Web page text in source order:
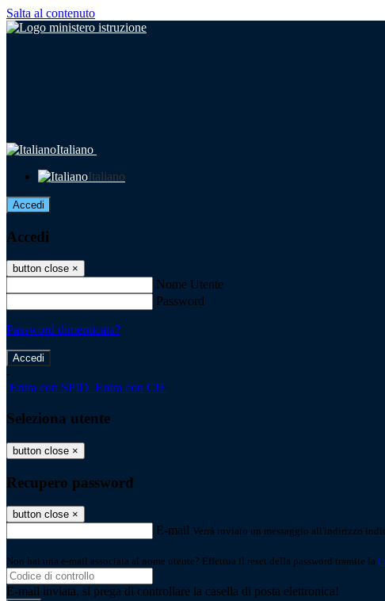
Salta al contenuto
Italiano
Italiano
Accedi
Accedi
button close ×
Nome Utente
Password
Password dimenticata?
-
Entra con SPID Entra con CIE
Seleziona utente
button close ×
Recupero password
button close ×
E-mail Verrà inviato un messaggio all'indirizzo
Non hai una e-mail associata al nome utente? Effettua il reset della password tramite la
E-mail inviata, si prega di controllare la casella di posta elettronica!